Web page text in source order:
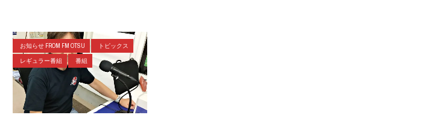
お知らせ FROM FM OTSU
トピックス
レギュラー番組
番組